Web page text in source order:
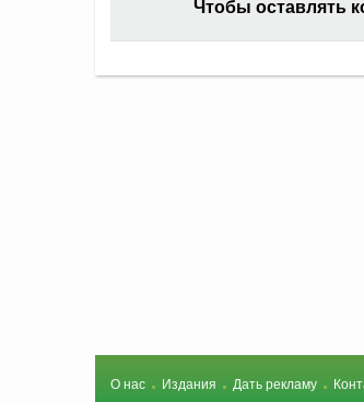
Чтобы оставлять
О нас Издания Дать рекламу